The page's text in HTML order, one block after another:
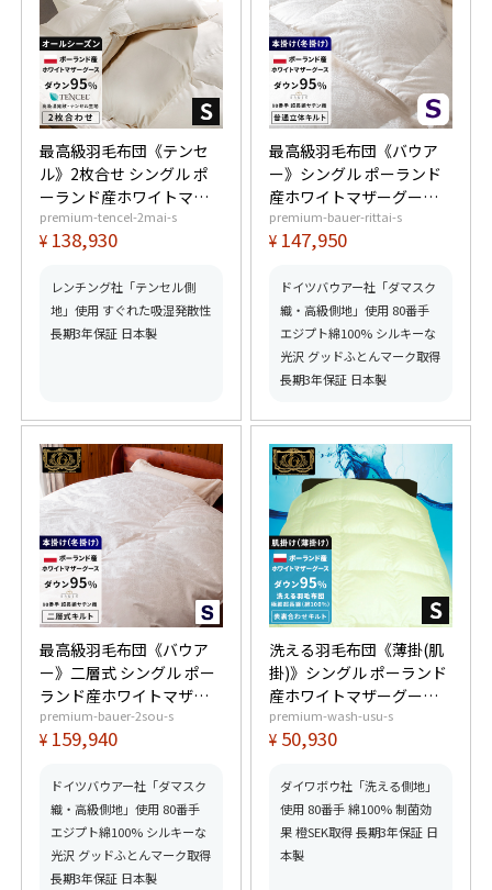
最高級羽毛布団《テンセ
ル》2枚合せ シングル ポ
ーランド産ホワイトマザ
ーグースダウン95%
(440dp以上) 合掛0.9kg、
アムゴールド取得】【グ
ッドふとんマーク取得】
premium-tencel-2mai-s
¥ 138,930
レンチング社「テンセル側
地」使用 すぐれた吸湿発散性
長期3年保証 日本製
最高級羽毛布団《バウア
ー》シングル ポーランド
産ホワイトマザーグース
ダウン95% (440dp以上)
羽毛量1.3kg 【6つ星プレ
【グッドふとんマーク取
得】
premium-bauer-rittai-s
¥ 147,950
ドイツバウアー社「ダマスク
織・高級側地」使用 80番手
エジプト綿100% シルキーな
光沢 グッドふとんマーク取得
長期3年保証 日本製
最高級羽毛布団《バウア
ー》二層式 シングル ポー
ランド産ホワイトマザー
グースダウン95% (440dp
以上) 羽毛量1.4kg 【6つ
得】【グッドふとんマー
ク取得】
premium-bauer-2sou-s
¥ 159,940
ドイツバウアー社「ダマスク
織・高級側地」使用 80番手
エジプト綿100% シルキーな
光沢 グッドふとんマーク取得
長期3年保証 日本製
洗える羽毛布団《薄掛(肌
掛)》シングル ポーランド
産ホワイトマザーグース
ダウン95% (440dp以上)
羽毛量0.5kg 【6つ星プレ
【グッドふとんマーク取
得】
premium-wash-usu-s
¥ 50,930
ダイワボウ社「洗える側地」
使用 80番手 綿100% 制菌効
果 橙SEK取得 長期3年保証 日
本製